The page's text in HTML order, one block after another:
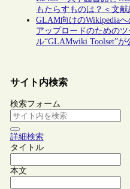
もたらすものは？＜文献
GLAM向けのWikipedia
アップロードのためのツ
ル“GLAMwiki Toolset”が
サイト内検索
検索フォーム
詳細検索
タイトル
本文